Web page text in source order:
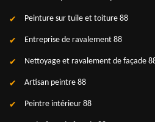
Peinture sur tuile et toiture 88
Entreprise de ravalement 88
Nettoyage et ravalement de façade
Artisan peintre 88
Peintre intérieur 88